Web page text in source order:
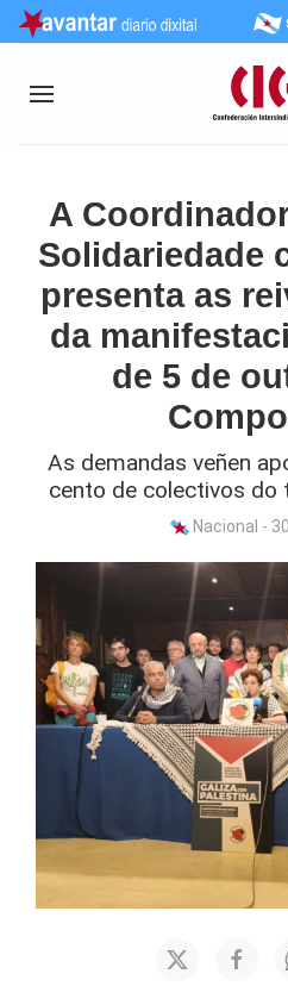
A
Solidariedade
presenta as
da
de 5 de
As demandas veñen
cento de colectivos do
Nacional -